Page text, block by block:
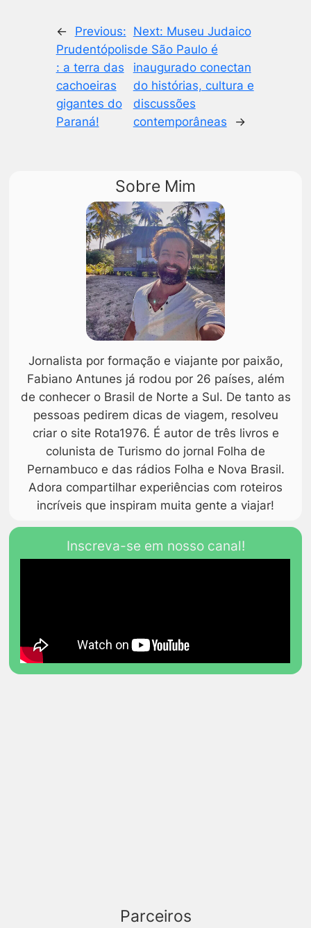
←
Previous:
Prudentópolis
: a terra das
cachoeiras
gigantes do
Paraná!
Next: Museu Judaico
de São Paulo é
inaugurado conectan
do histórias, cultura e
discussões
contemporâneas
→
Sobre Mim
Jornalista por formação e viajante por paixão,
Fabiano Antunes já rodou por 26 países, além
de conhecer o Brasil de Norte a Sul. De tanto as
pessoas pedirem dicas de viagem, resolveu
criar o site Rota1976. É autor de três livros e
colunista de Turismo do jornal Folha de
Pernambuco e das rádios Folha e Nova Brasil.
Adora compartilhar experiências com roteiros
incríveis que inspiram muita gente a viajar!
Inscreva-se em nosso canal!
Parceiros